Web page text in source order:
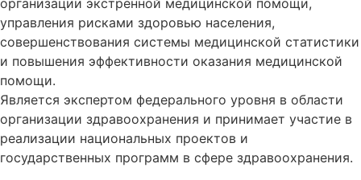
организации экстренной медицинской помощи,
управления рисками здоровью населения,
совершенствования системы медицинской статистики
и повышения эффективности оказания медицинской
помощи.
Является экспертом федерального уровня в области
организации здравоохранения и принимает участие в
реализации национальных проектов и
государственных программ в сфере здравоохранения.